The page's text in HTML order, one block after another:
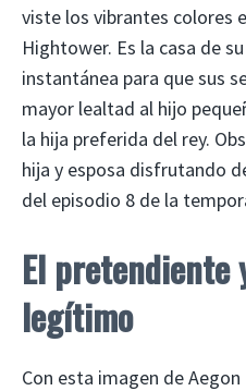
viste los vibrantes colores
Hightower. Es la casa de
instantánea para que sus
mayor lealtad al hijo
la hija preferida del rey.
hija y esposa disfrutando
del episodio 8 de la
El pretendiente
legítimo
Con esta imagen de